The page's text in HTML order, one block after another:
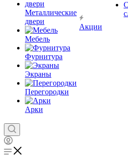
Металлические
двери
Мебель
Фурнитура
Экраны
Перегородки
Арки
Акции